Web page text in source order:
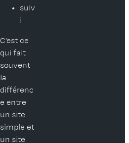
suiv
i
C’est ce
qui fait
souvent
la
différenc
e entre
un site
simple et
un site